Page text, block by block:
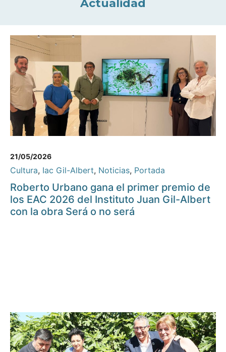
Actualidad
21/05/2026
Cultura, Iac Gil-Albert, Noticias, Portada
Roberto Urbano gana el primer premio de
los EAC 2026 del Instituto Juan Gil-Albert
con la obra Será o no será